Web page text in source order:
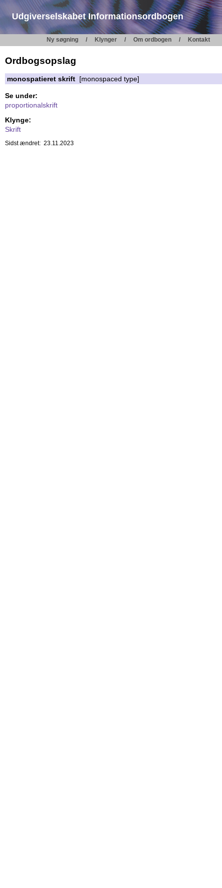
Udgiverselskabet Informationsordbogen
Ny søgning Klynger Om ordbogen Kontakt
Ordbogsopslag
monospatieret skrift [monospaced type]
Se under:
proportionalskrift
Klynge:
Skrift
Sidst ændret: 23.11.2023